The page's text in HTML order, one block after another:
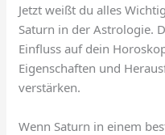
Jetzt weißt du alles
Saturn in der Astrologie.
Einfluss auf dein
Eigenschaften und
verstärken.
Wenn Saturn in einem